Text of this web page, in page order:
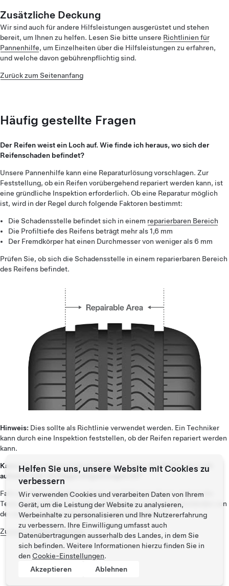
Zusätzliche Deckung
Wir sind auch für andere Hilfsleistungen ausgerüstet und stehen
bereit, um Ihnen zu helfen. Lesen Sie bitte unsere Richtlinien für
Pannenhilfe, um Einzelheiten über die Hilfsleistungen zu erfahren,
und welche davon gebührenpflichtig sind.
Zurück zum Seitenanfang
Häufig gestellte Fragen
Der Reifen weist ein Loch auf. Wie finde ich heraus, wo sich der
Reifenschaden befindet?
Unsere Pannenhilfe kann eine Reparaturlösung vorschlagen. Zur
Feststellung, ob ein Reifen vorübergehend repariert werden kann, ist
eine gründliche Inspektion erforderlich. Ob eine Reparatur möglich
ist, wird in der Regel durch folgende Faktoren bestimmt:
Die Schadensstelle befindet sich in einem reparierbaren Bereich
Die Profiltiefe des Reifens beträgt mehr als 1,6 mm
Der Fremdkörper hat einen Durchmesser von weniger als 6 mm
Prüfen Sie, ob sich die Schadensstelle in einem reparierbaren Bereich
des Reifens befindet.
Hinweis: Dies sollte als Richtlinie verwendet werden. Ein Techniker
kann durch eine Inspektion feststellen, ob der Reifen repariert werden
kann.
Kann ich mit meinem Fahrzeug fahren, wenn der Reifen ein Loch
aufweist oder ein Nagel eingedrungen ist?
Falls ein Reifenschaden vorliegt, empfehlen wir Ihnen, sich an die
Tesla-Pannenhilfe zu wenden. Reparaturen sind unter Umständen von
der eingeschränkten Basisfahrzeuggarantie gedeckt.
Zurück zum Seitenanfang
Helfen Sie uns, unsere Website mit Cookies zu
verbessern
Wir verwenden Cookies und verarbeiten Daten von Ihrem
Gerät, um die Leistung der Website zu analysieren,
Werbeinhalte zu personalisieren und Ihre Nutzererfahrung
zu verbessern. Ihre Einwilligung umfasst auch
Datenübertragungen ausserhalb des Landes, in dem Sie
sich befinden. Weitere Informationen hierzu finden Sie in
den Cookie-Einstellungen.
Akzeptieren
Ablehnen